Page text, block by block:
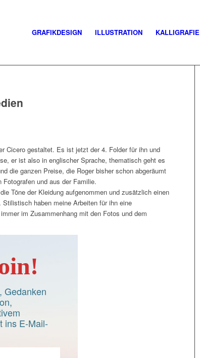
GRAFIKDESIGN ILLUSTRATION KALLIGRAFIE
Cicero gestaltet. Es ist jetzt der 4. Folder für ihn und
er ist also in englischer Sprache, thematisch geht es
die ganzen Preise, die Roger bisher schon abgeräumt
und aus der Familie.
Töne der Kleidung aufgenommen und zusätzlich einen
haben meine Arbeiten für ihn eine
im Zusammenhang mit den Fotos und dem
Gedanken
ins E-Mail-